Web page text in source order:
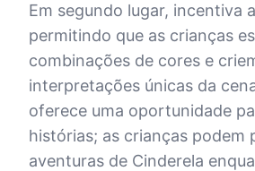
Em segundo lugar, incentiva
permitindo que as crianças
combinações de cores e
interpretações únicas da
oferece uma oportunidade
histórias; as crianças podem
aventuras de Cinderela